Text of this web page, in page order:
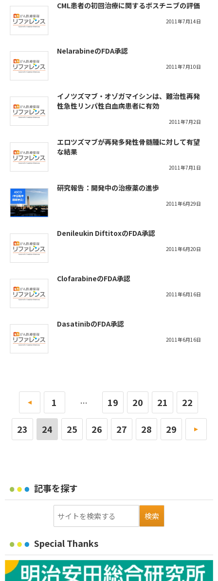
CML患者の初回治療に関するボスチニブの評価
2011年7月14日
NelarabineのFDA承認
2011年7月10日
イノツズマブ・オゾガマイシンは、難治性再発
性急性リンパ性白血病患者に有効
2011年7月2日
エロツズマブが再発多発性骨髄腫に対して有望
な結果
2011年7月1日
研究報告：開発中の治療薬の進歩
2011年6月29日
Denileukin DiftitoxのFDA承認
2011年6月20日
ClofarabineのFDA承認
2011年6月16日
DasatinibのFDA承認
2011年6月16日
« 1 … 19 20 21 22
23 24 25 26 27 28 29 »
記事を探す
Special Thanks